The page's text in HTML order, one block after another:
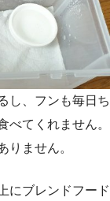
し、フンも毎日ち
べてくれません。
りません。
にブレンドフード